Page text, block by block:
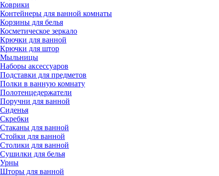
Коврики
Контейнеры для ванной комнаты
Корзины для белья
Косметическое зеркало
Крючки для ванной
Крючки для штор
Мыльницы
Наборы аксессуаров
Подставки для предметов
Полки в ванную комнату
Полотенцедержатели
Поручни для ванной
Сиденья
Скребки
Стаканы для ванной
Стойки для ванной
Столики для ванной
Сушилки для белья
Урны
Шторы для ванной